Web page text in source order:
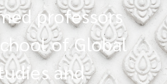
professors
of Global
and